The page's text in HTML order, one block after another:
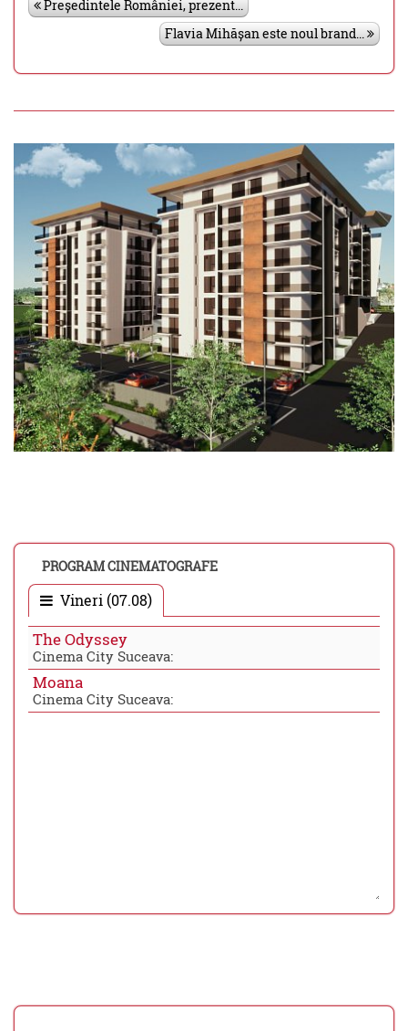
Președintele României, prezent...
Flavia Mihășan este noul brand...
PROGRAM CINEMATOGRAFE
Vineri (07.08)
The Odyssey
Cinema City Suceava:
Moana
Cinema City Suceava: